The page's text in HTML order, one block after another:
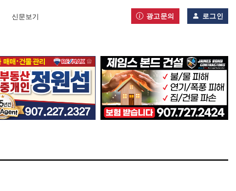
신문보기 광고문의 로그인